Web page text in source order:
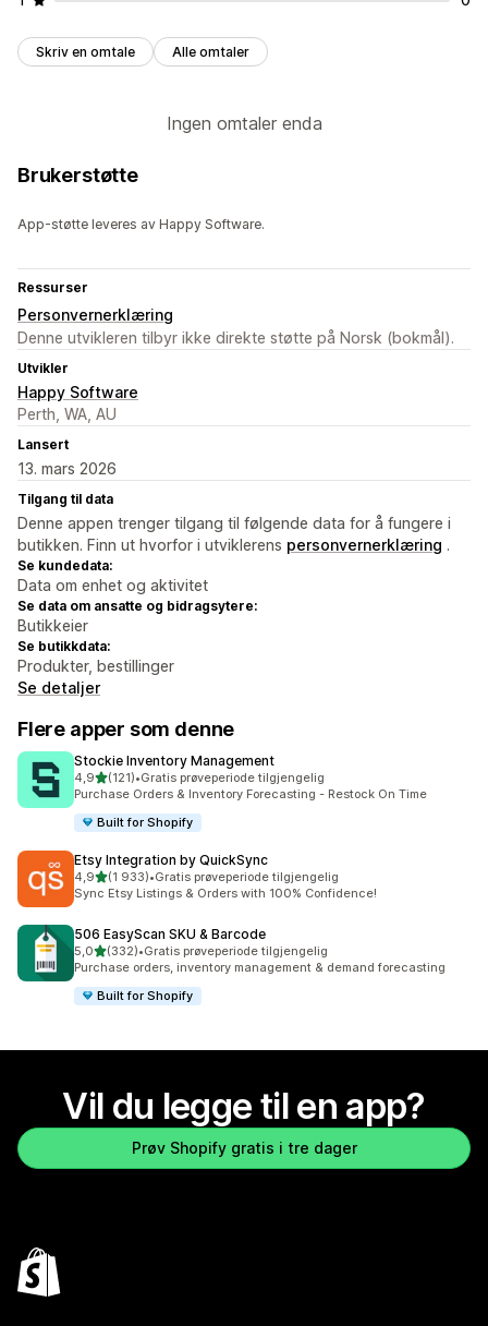
Skriv en omtale Alle omtaler
Ingen omtaler enda
Brukerstøtte
App-støtte leveres av Happy Software.
Ressurser
Personvernerklæring
Denne utvikleren tilbyr ikke direkte støtte på Norsk (bokmål).
Utvikler
Happy Software
Perth, WA, AU
Lansert
13. mars 2026
Tilgang til data
Denne appen trenger tilgang til følgende data for å fungere i
butikken. Finn ut hvorfor i utviklerens personvernerklæring .
Se kundedata:
Data om enhet og aktivitet
Se data om ansatte og bidragsytere:
Butikkeier
Se butikkdata:
Produkter, bestillinger
Se detaljer
Flere apper som denne
Stockie Inventory Management
4,9av 5 stjerner
(121)
Totalt 121 omtaler
•Gratis prøveperiode tilgjengelig
Purchase Orders & Inventory Forecasting - Restock On Time
Built for Shopify
Etsy Integration by QuickSync
4,9av 5 stjerner
(1 933)
Totalt 1933 omtaler
•Gratis prøveperiode tilgjengelig
Sync Etsy Listings & Orders with 100% Confidence!
506 EasyScan SKU & Barcode
5,0av 5 stjerner
(332)
Totalt 332 omtaler
•Gratis prøveperiode tilgjengelig
Purchase orders, inventory management & demand forecasting
Built for Shopify
Vil du legge til en app?
Prøv Shopify gratis i tre dager